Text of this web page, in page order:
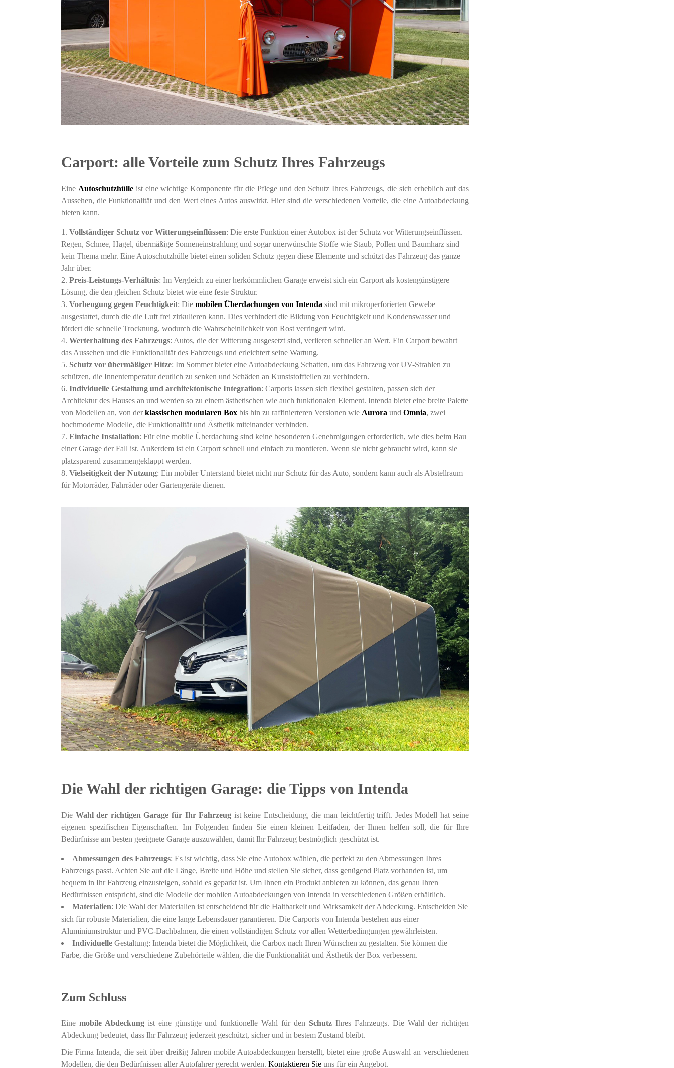
Carport: alle Vorteile zum Schutz Ihres Fahrzeugs
Eine Autoschutzhülleist eine wichtige Komponente für die Pflege und den Schutz Ihres Fahrzeugs, die sich erheblich auf das
Aussehen, die Funktionalität und den Wert eines Autos auswirkt. Hier sind die verschiedenen Vorteile, die eine Autoabdeckung
bieten kann.
Vollständiger Schutz vor Witterungseinflüssen: Die erste Funktion einer Autobox ist der Schutz vor Witterungseinflüssen.
Regen, Schnee, Hagel, übermäßige Sonneneinstrahlung und sogar unerwünschte Stoffe wie Staub, Pollen und Baumharz sind
kein Thema mehr. Eine Autoschutzhülle bietet einen soliden Schutz gegen diese Elemente und schützt das Fahrzeug das ganze
Jahr über.
Preis-Leistungs-Verhältnis: Im Vergleich zu einer herkömmlichen Garage erweist sich ein Carport als kostengünstigere
Lösung, die den gleichen Schutz bietet wie eine feste Struktur.
Vorbeugung gegen Feuchtigkeit: Die mobilen Überdachungen von Intenda sind mit mikroperforierten Gewebe
ausgestattet, durch die die Luft frei zirkulieren kann. Dies verhindert die Bildung von Feuchtigkeit und Kondenswasser und
fördert die schnelle Trocknung, wodurch die Wahrscheinlichkeit von Rost verringert wird.
Werterhaltung des Fahrzeugs: Autos, die der Witterung ausgesetzt sind, verlieren schneller an Wert. Ein Carport bewahrt
das Aussehen und die Funktionalität des Fahrzeugs und erleichtert seine Wartung.
Schutz vor übermäßiger Hitze: Im Sommer bietet eine Autoabdeckung Schatten, um das Fahrzeug vor UV-Strahlen zu
schützen, die Innentemperatur deutlich zu senken und Schäden an Kunststoffteilen zu verhindern.
Individuelle Gestaltung und architektonische Integration: Carports lassen sich flexibel gestalten, passen sich der
Architektur des Hauses an und werden so zu einem ästhetischen wie auch funktionalen Element. Intenda bietet eine breite Palette
von Modellen an, von derklassischen modularen Box bis hin zu raffinierteren Versionen wie Aurora und Omnia, zwei
hochmoderne Modelle, die Funktionalität und Ästhetik miteinander verbinden.
Einfache Installation: Für eine mobile Überdachung sind keine besonderen Genehmigungen erforderlich, wie dies beim Bau
einer Garage der Fall ist. Außerdem ist ein Carport schnell und einfach zu montieren. Wenn sie nicht gebraucht wird, kann sie
platzsparend zusammengeklappt werden.
Vielseitigkeit der Nutzung: Ein mobiler Unterstand bietet nicht nur Schutz für das Auto, sondern kann auch als Abstellraum
für Motorräder, Fahrräder oder Gartengeräte dienen.
Die Wahl der richtigen Garage: die Tipps von Intenda
Die Wahl der richtigen Garage für Ihr Fahrzeug ist keine Entscheidung, die man leichtfertig trifft. Jedes Modell hat seine
eigenen spezifischen Eigenschaften. Im Folgenden finden Sie einen kleinen Leitfaden, der Ihnen helfen soll, die für Ihre
Bedürfnisse am besten geeignete Garage auszuwählen, damit Ihr Fahrzeug bestmöglich geschützt ist.
Abmessungen des Fahrzeugs: Es ist wichtig, dass Sie eine Autobox wählen, die perfekt zu den Abmessungen Ihres
Fahrzeugs passt. Achten Sie auf die Länge, Breite und Höhe und stellen Sie sicher, dass genügend Platz vorhanden ist, um
bequem in Ihr Fahrzeug einzusteigen, sobald es geparkt ist. Um Ihnen ein Produkt anbieten zu können, das genau Ihren
Bedürfnissen entspricht, sind die Modelle der mobilen Autoabdeckungen von Intenda in verschiedenen Größen erhältlich.
Materialien: Die Wahl der Materialien ist entscheidend für die Haltbarkeit und Wirksamkeit der Abdeckung. Entscheiden Sie
sich für robuste Materialien, die eine lange Lebensdauer garantieren. Die Carports von Intenda bestehen aus einer
Aluminiumstruktur und PVC-Dachbahnen, die einen vollständigen Schutz vor allen Wetterbedingungen gewährleisten.
Individuelle Gestaltung: Intenda bietet die Möglichkeit, die Carbox nach Ihren Wünschen zu gestalten. Sie können die
Farbe, die Größe und verschiedene Zubehörteile wählen, die die Funktionalität und Ästhetik der Box verbessern.
Zum Schluss
Eine mobile Abdeckungist eine günstige und funktionelle Wahl für den Schutz Ihres Fahrzeugs. Die Wahl der richtigen
Abdeckung bedeutet, dass Ihr Fahrzeug jederzeit geschützt, sicher und in bestem Zustand bleibt.
Die Firma Intenda, die seit über dreißig Jahren mobile Autoabdeckungen herstellt, bietet eine große Auswahl an verschiedenen
Modellen, die den Bedürfnissen aller Autofahrer gerecht werden. Kontaktieren Sie uns für ein Angebot.